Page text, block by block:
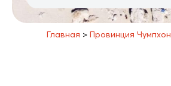
Главная > Провинция Чумпхон